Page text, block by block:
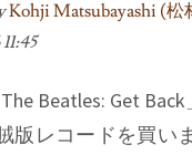
Kohji Matsubayashi (松
Beatles: Get
版レコードを買い